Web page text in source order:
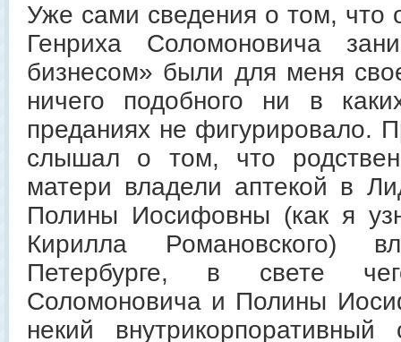
Уже сами сведения о том, что
Генриха Соломоновича
бизнесом» были для меня
ничего подобного ни в
преданиях не фигурировало.
слышал о том, что
матери владели аптекой в
Полины Иосифовны (как я
Кирилла Романовского)
Петербурге, в свете
Соломоновича и Полины
некий